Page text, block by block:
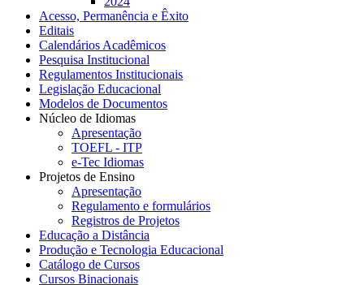
Acesso, Permanência e Êxito
Editais
Calendários Acadêmicos
Pesquisa Institucional
Regulamentos Institucionais
Legislação Educacional
Modelos de Documentos
Núcleo de Idiomas
Apresentação
TOEFL - ITP
e-Tec Idiomas
Projetos de Ensino
Apresentação
Regulamento e formulários
Registros de Projetos
Educação a Distância
Produção e Tecnologia Educacional
Catálogo de Cursos
Cursos Binacionais